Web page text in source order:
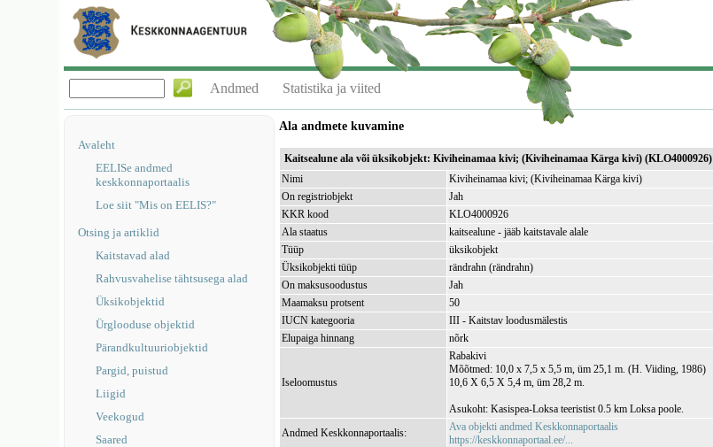
Andmed Statistika ja viited
Avaleht
EELISe andmed
keskkonnaportaalis
Loe siit "Mis on EELIS?"
Otsing ja artiklid
Kaitstavad alad
Rahvusvahelise tähtsusega alad
Üksikobjektid
Ürglooduse objektid
Pärandkultuuriobjektid
Pargid, puistud
Liigid
Veekogud
Saared
Ala andmete kuvamine
Kaitsealune ala või üksikobjekt: Kiviheinamaa kivi; (Kiviheinamaa Kärga kivi) (KLO4000926)
Nimi
Kiviheinamaa kivi; (Kiviheinamaa Kärga kivi)
On registriobjekt
Jah
KKR kood
KLO4000926
Ala staatus
kaitsealune - jääb kaitstavale alale
Tüüp
üksikobjekt
Üksikobjekti tüüp
rändrahn (rändrahn)
On maksusoodustus
Jah
Maamaksu protsent
50
IUCN kategooria
III - Kaitstav loodusmälestis
Elupaiga hinnang
nõrk
Iseloomustus
Rabakivi
Mõõtmed: 10,0 x 7,5 x 5,5 m, üm 25,1 m. (H. Viiding, 1986)
10,6 X 6,5 X 5,4 m, üm 28,2 m.
Asukoht: Kasispea-Loksa teeristist 0.5 km Loksa poole.
Andmed Keskkonnaportaalis:
Ava objekti andmed Keskkonnaportaalis
https://keskkonnaportaal.ee/...